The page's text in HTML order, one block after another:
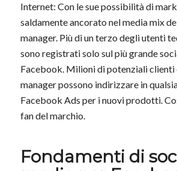
Internet: Con le sue possibilità di
saldamente ancorato nel media mix
manager. Più di un terzo degli utenti
sono registrati solo sul più grande
Facebook. Milioni di potenziali clienti
manager possono indirizzare in
Facebook Ads per i nuovi prodotti.
fan del marchio.
Fondamenti di